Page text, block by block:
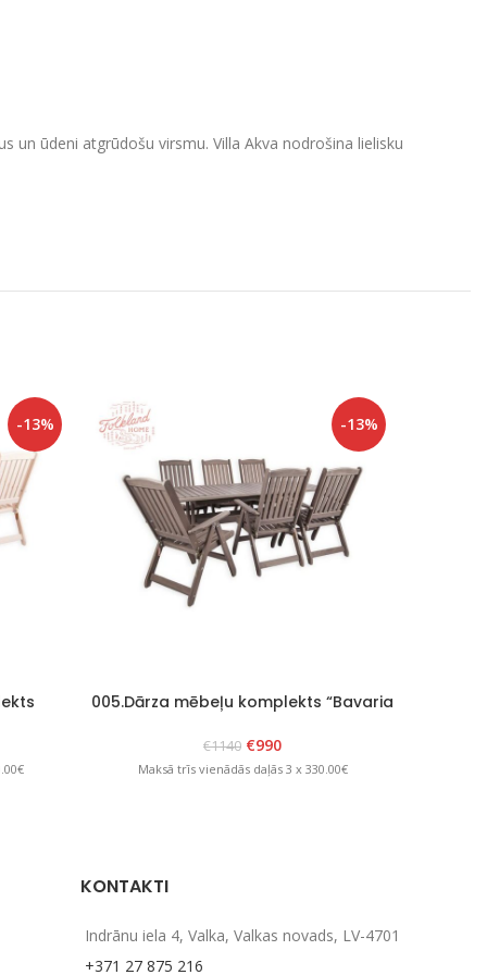
un ūdeni atgrūdošu virsmu. Villa Akva nodrošina lielisku
-13% -13%
005.Dārza mēbeļu komplekts “Bavaria
€1140 €990
Maksā trīs vienādās daļās 3 x 330.00€
KONTAKTI
Indrānu iela 4, Valka, Valkas novads, LV-4701
+371 27 875 216